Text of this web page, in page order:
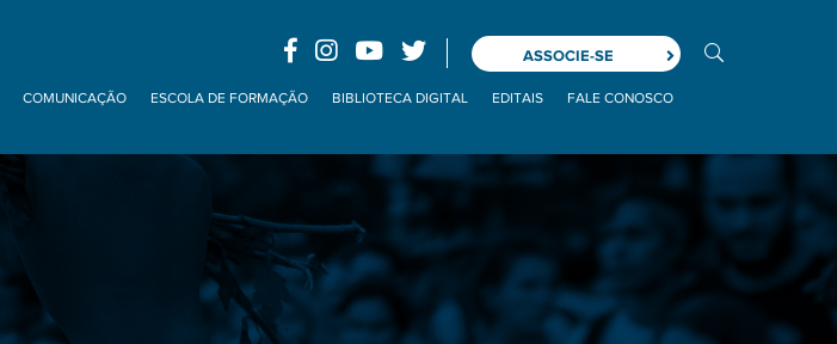
ASSOCIE-SE
COMUNICAÇÃO ESCOLA DE FORMAÇÃO BIBLIOTECA DIGITAL EDITAIS FALE CONOSCO